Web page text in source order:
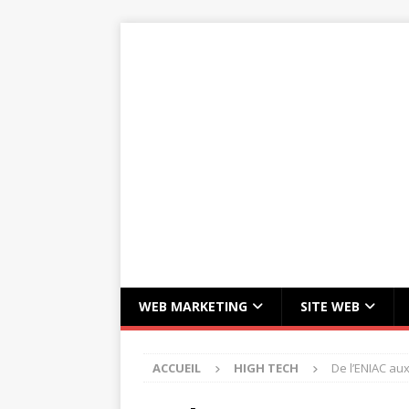
WEB MARKETING SITE WEB
ACCUEIL HIGH TECH De l’ENIAC